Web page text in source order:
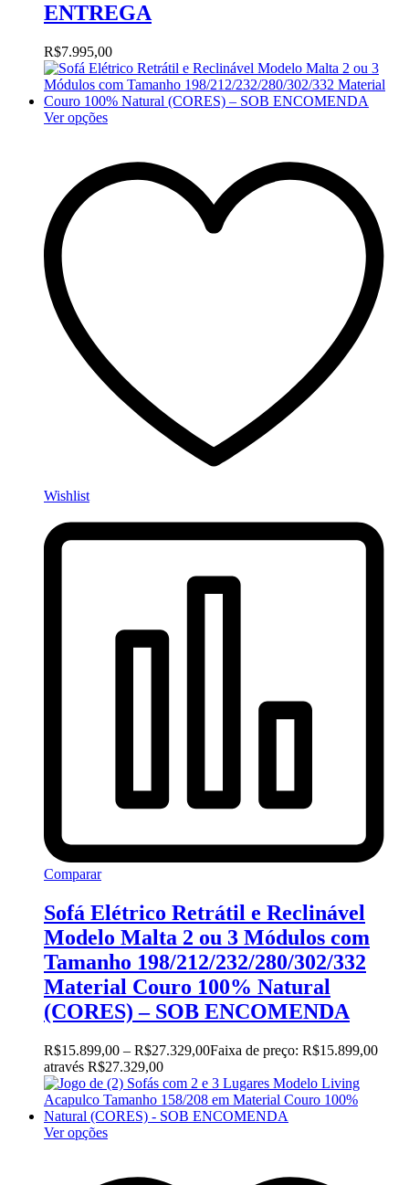
ENTREGA
R$7.995,00
Ver opções
Wishlist
Comparar
Sofá Elétrico Retrátil e Reclinável
Modelo Malta 2 ou 3 Módulos com
Tamanho 198/212/232/280/302/332
Material Couro 100% Natural
(CORES) – SOB ENCOMENDA
R$15.899,00 – R$27.329,00Faixa de preço: R$15.899,00
através R$27.329,00
Ver opções